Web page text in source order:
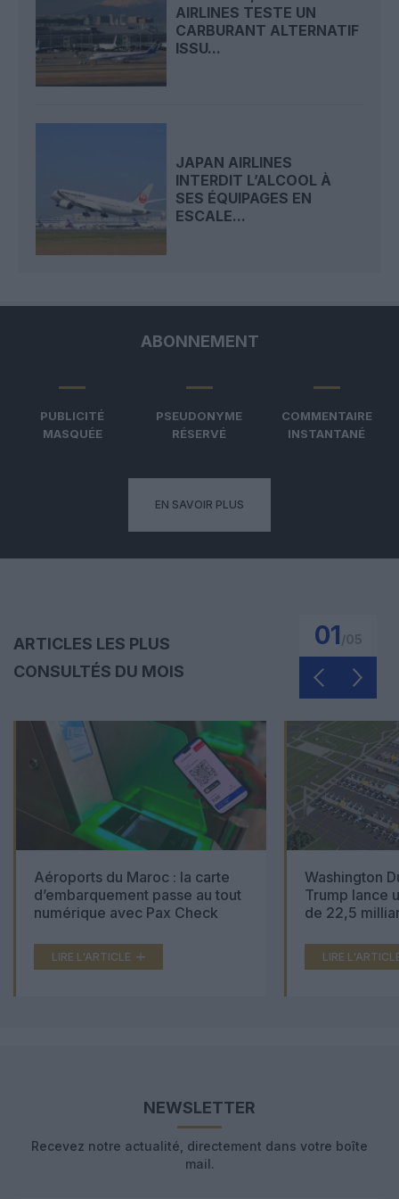
AIRLINES TESTE UN
CARBURANT ALTERNATIF
ISSU...
JAPAN AIRLINES
INTERDIT L’ALCOOL À
SES ÉQUIPAGES EN
ESCALE...
ABONNEMENT
PUBLICITÉ
MASQUÉE
PSEUDONYME
RÉSERVÉ
COMMENTAIRE
INSTANTANÉ
EN SAVOIR PLUS
ARTICLES LES PLUS
CONSULTÉS DU MOIS
01
Aéroports du Maroc : la carte
d’embarquement passe au tout
numérique avec Pax Check
LIRE L'ARTICLE
Washington
Trump lance
de 22,5
LIRE
NEWSLETTER
Recevez notre actualité, directement dans votre boîte
mail.